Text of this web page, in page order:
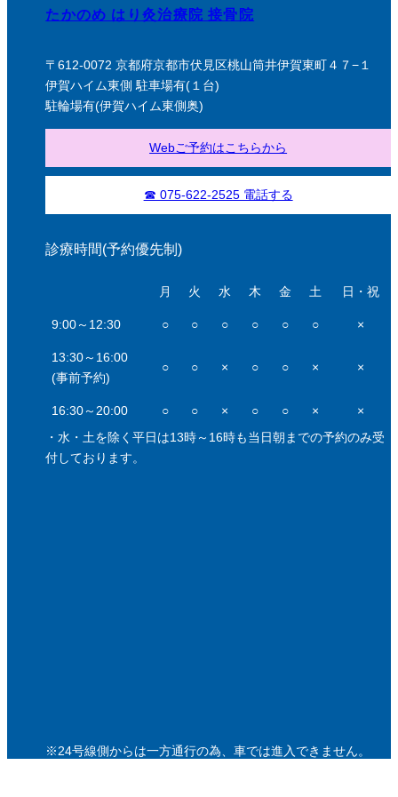
たかのめ はり灸治療院 接骨院
〒612-0072 京都府京都市伏見区桃山筒井伊賀東町４７−１
伊賀ハイム東側 駐車場有(１台)
駐輪場有(伊賀ハイム東側奥)
Webご予約はこちらから
☎ 075-622-2525 電話する
診療時間(予約優先制)
月 火 水 木 金 土 日・祝
9:00～12:30 ○ ○ ○ ○ ○ ○ ×
13:30～16:00
(事前予約)
○ ○ × ○ ○ × ×
16:30～20:00 ○ ○ × ○ ○ ×
×
・水・土を除く平日は13時～16時も当日朝までの予約のみ受
付しております。
※24号線側からは一方通行の為、車では進入できません。